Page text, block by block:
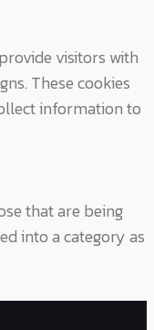
visitors with
These cookies
information to
that are being
into a category as